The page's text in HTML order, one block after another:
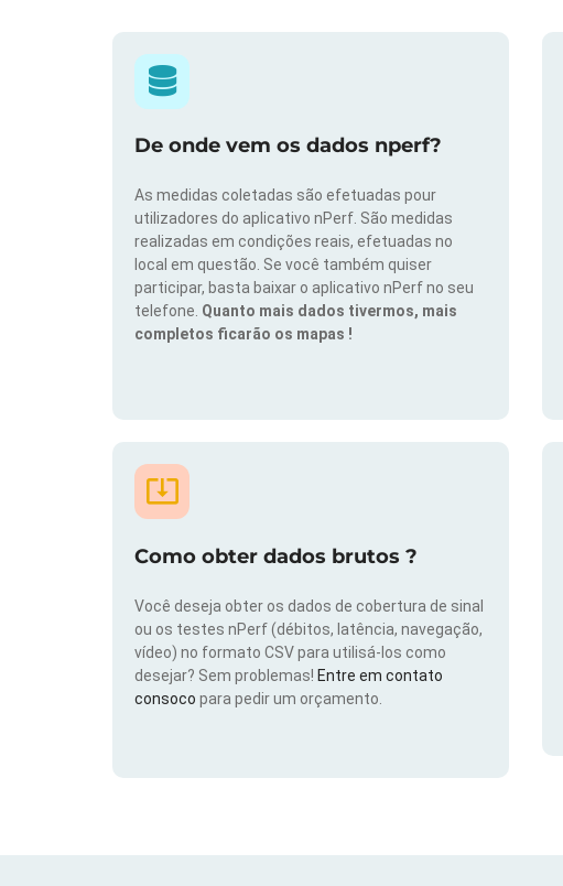
De onde vem os dados nperf?
As medidas coletadas são efetuadas pour
utilizadores do aplicativo nPerf. São medidas
realizadas em condições reais, efetuadas no
local em questão. Se você também quiser
participar, basta baixar o aplicativo nPerf no seu
telefone. Quanto mais dados tivermos, mais
completos ficarão os mapas !
Como obter dados brutos ?
Você deseja obter os dados de cobertura de sinal
ou os testes nPerf (débitos, latência, navegação,
vídeo) no formato CSV para utilisá-los como
desejar? Sem problemas! Entre em contato
consoco para pedir um orçamento.